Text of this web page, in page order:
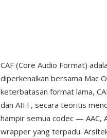
CAF (Core Audio Format)
diperkenalkan bersama Mac
keterbatasan format lama,
dan AIFF, secara teoritis
hampir semua codec — AAC,
wrapper yang terpadu.